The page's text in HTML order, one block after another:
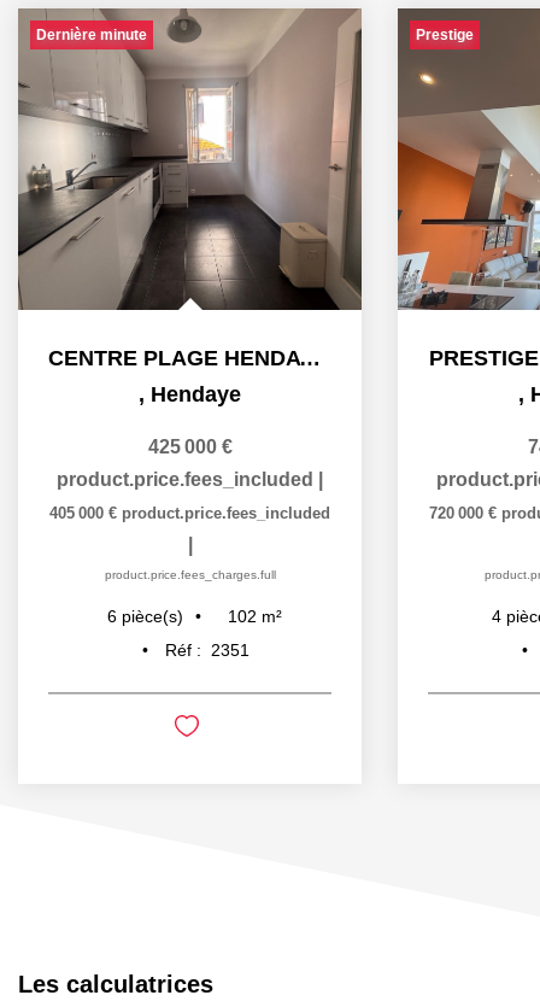
Dernière minute
CENTRE PLAGE HENDAYE - 6 pièce(s) - 101.82 m2
, Hendaye
425 000 €
product.price.fees_included
405 000 € product.price.fees_included
product.price.fees_charges.full
6 pièce(s) 102 m²
Réf :
2351
Prestige
,
720 000 €
4
Les calculatrices